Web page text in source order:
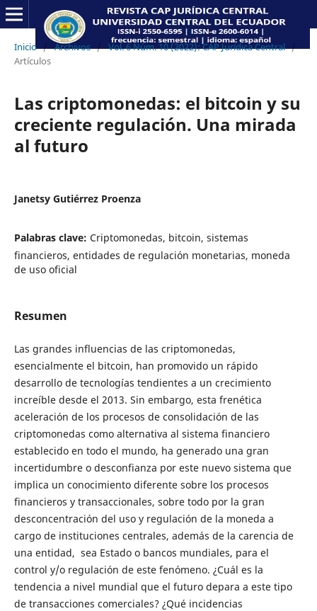
Inicio / Archivos / Vol. 6 Núm. 10 (2022): CAP Jurídica Central /
Artículos
Las criptomonedas: el bitcoin y su
creciente regulación. Una mirada
al futuro
Janetsy Gutiérrez Proenza
Palabras clave: Criptomonedas, bitcoin, sistemas
financieros, entidades de regulación monetarias, moneda
de uso oficial
Resumen
Las grandes influencias de las criptomonedas,
esencialmente el bitcoin, han promovido un rápido
desarrollo de tecnologías tendientes a un crecimiento
increíble desde el 2013. Sin embargo, esta frenética
aceleración de los procesos de consolidación de las
criptomonedas como alternativa al sistema financiero
establecido en todo el mundo, ha generado una gran
incertidumbre o desconfianza por este nuevo sistema que
implica un conocimiento diferente sobre los procesos
financieros y transaccionales, sobre todo por la gran
desconcentración del uso y regulación de la moneda a
cargo de instituciones centrales, además de la carencia de
una entidad, sea Estado o bancos mundiales, para el
control y/o regulación de este fenómeno. ¿Cuál es la
tendencia a nivel mundial que el futuro depara a este tipo
de transacciones comerciales? ¿Qué incidencias